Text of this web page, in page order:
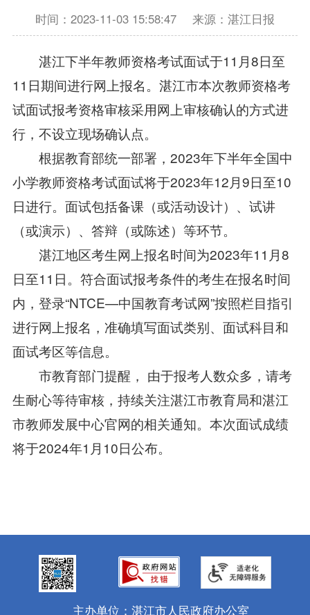
时间：2023-11-03 15:58:47 来源：湛江日报
湛江下半年教师资格考试面试于11月8日至
11日期间进行网上报名。湛江市本次教师资格考
试面试报考资格审核采用网上审核确认的方式进
行，不设立现场确认点。
根据教育部统一部署，2023年下半年全国中
小学教师资格考试面试将于2023年12月9日至10
日进行。面试包括备课（或活动设计）、试讲
（或演示）、答辩（或陈述）等环节。
湛江地区考生网上报名时间为2023年11月8
日至11日。符合面试报考条件的考生在报名时间
内，登录“NTCE—中国教育考试网”按照栏目指引
进行网上报名，准确填写面试类别、面试科目和
面试考区等信息。
市教育部门提醒， 由于报考人数众多，请考
生耐心等待审核，持续关注湛江市教育局和湛江
市教师发展中心官网的相关通知。本次面试成绩
将于2024年1月10日公布。
主办单位：湛江市人民政府办公室